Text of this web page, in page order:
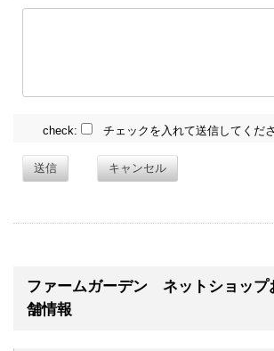
check: チェックを入れて送信してくださ
送信 キャンセル
ファームガーデン ネットショップ
舗情報